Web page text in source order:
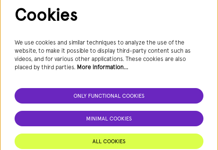
Newsletter
SIGN UP NEWSLETTER
Cookies
We use cookies and similar techniques to analyze the use of the
website, to make it possible to display third-party content such as
videos, and for various other applications. These cookies are also
placed by third parties. More information…
ONLY FUNCTIONAL COOKIES
MINIMAL COOKIES
ALL COOKIES